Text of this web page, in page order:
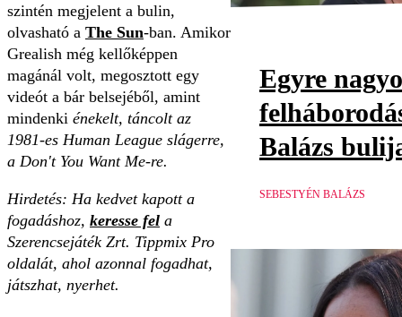
szintén megjelent a bulin,
olvasható a The Sun-ban. Amikor
Grealish még kellőképpen
magánál volt, megosztott egy
videót a bár belsejéből, amint
mindenki énekelt, táncolt az
1981-es Human League slágerre,
a Don't You Want Me-re.
Hirdetés: Ha kedvet kapott a
fogadáshoz, keresse fel a
Szerencsejáték Zrt. Tippmix Pro
oldalát, ahol azonnal fogadhat,
játszhat, nyerhet.
Egyre
Balázs
SEBESTYÉN BALÁZS